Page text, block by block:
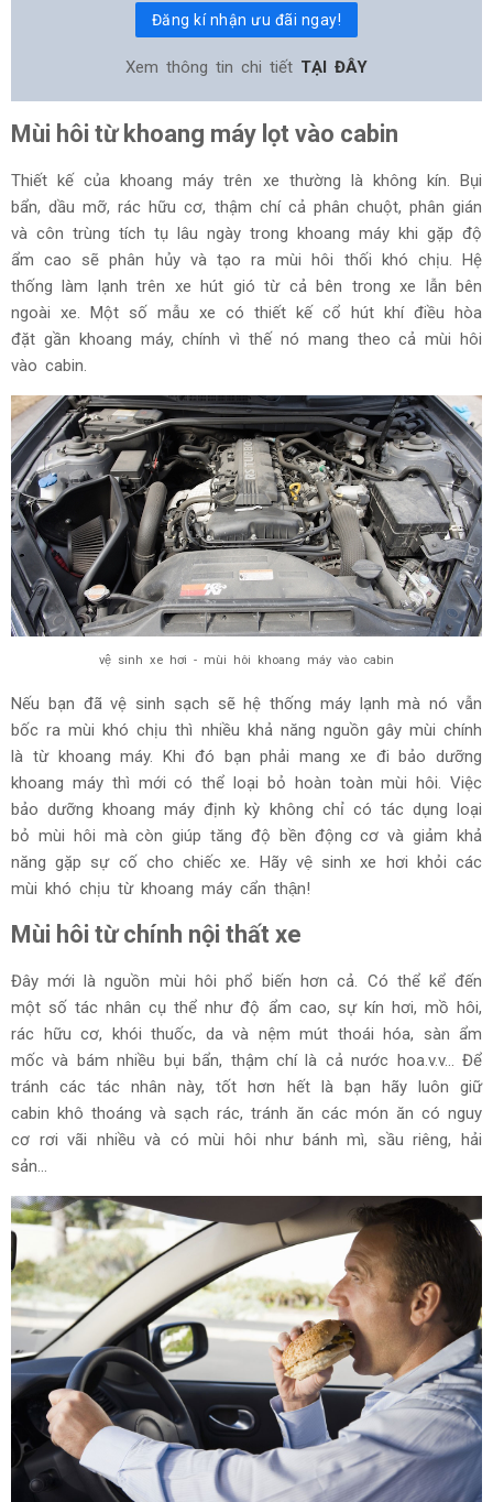
Đăng kí nhận ưu đãi ngay!
Xem thông tin chi tiết TẠI ĐÂY
Mùi hôi từ khoang máy lọt vào cabin
Thiết kế của khoang máy trên xe thường là không kín. Bụi
bẩn, dầu mỡ, rác hữu cơ, thậm chí cả phân chuột, phân gián
và côn trùng tích tụ lâu ngày trong khoang máy khi gặp độ
ẩm cao sẽ phân hủy và tạo ra mùi hôi thối khó chịu. Hệ
thống làm lạnh trên xe hút gió từ cả bên trong xe lẫn bên
ngoài xe. Một số mẫu xe có thiết kế cổ hút khí điều hòa
đặt gần khoang máy, chính vì thế nó mang theo cả mùi hôi
vào cabin.
vệ sinh xe hơi - mùi hôi khoang máy vào cabin
Nếu bạn đã vệ sinh sạch sẽ hệ thống máy lạnh mà nó vẫn
bốc ra mùi khó chịu thì nhiều khả năng nguồn gây mùi chính
là từ khoang máy. Khi đó bạn phải mang xe đi bảo dưỡng
khoang máy thì mới có thể loại bỏ hoàn toàn mùi hôi. Việc
bảo dưỡng khoang máy định kỳ không chỉ có tác dụng loại
bỏ mùi hôi mà còn giúp tăng độ bền động cơ và giảm khả
năng gặp sự cố cho chiếc xe. Hãy vệ sinh xe hơi khỏi các
mùi khó chịu từ khoang máy cẩn thận!
Mùi hôi từ chính nội thất xe
Đây mới là nguồn mùi hôi phổ biến hơn cả. Có thể kể đến
một số tác nhân cụ thể như độ ẩm cao, sự kín hơi, mồ hôi,
rác hữu cơ, khói thuốc, da và nệm mút thoái hóa, sàn ẩm
mốc và bám nhiều bụi bẩn, thậm chí là cả nước hoa.v.v... Để
tránh các tác nhân này, tốt hơn hết là bạn hãy luôn giữ
cabin khô thoáng và sạch rác, tránh ăn các món ăn có nguy
cơ rơi vãi nhiều và có mùi hôi như bánh mì, sầu riêng, hải
sản...